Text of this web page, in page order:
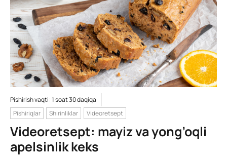
Pishirish vaqti: 1 soat 30 daqiqa
Pishiriqlar
Shirinliklar Videoretsept
Videoretsept: mayiz va yong’oqli
apelsinlik keks